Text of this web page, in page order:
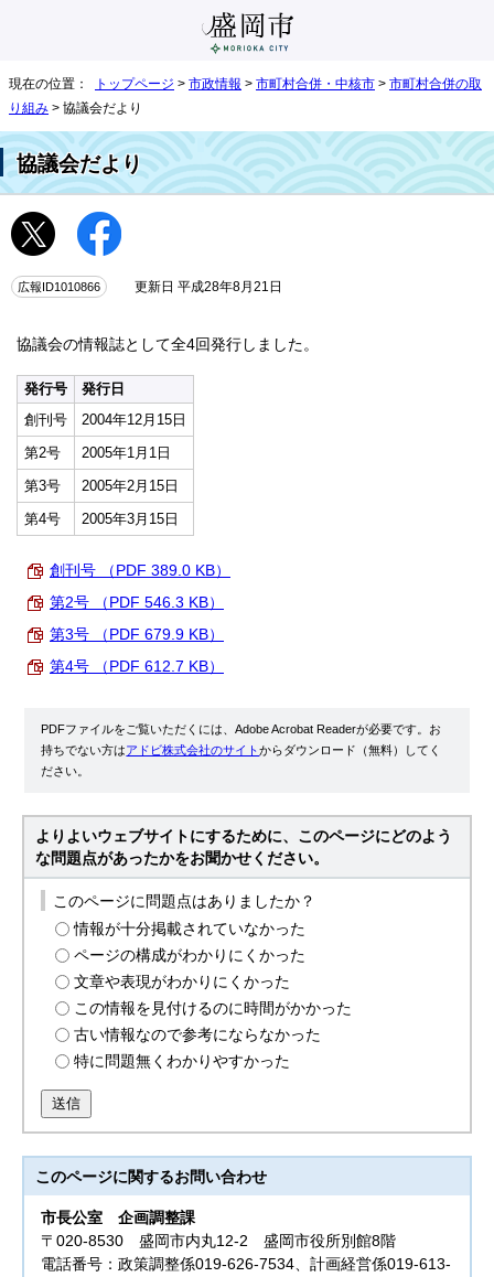
現在の位置： トップページ > 市政情報 > 市町村合併・中核市 > 市町村合併の取
り組み > 協議会だより
協議会だより
広報ID1010866 更新日 平成28年8月21日
協議会の情報誌として全4回発行しました。
発行号
発行日
創刊号
2004年12月15日
第2号
2005年1月1日
第3号
2005年2月15日
第4号
2005年3月15日
創刊号 （PDF 389.0 KB）
第2号 （PDF 546.3 KB）
第3号 （PDF 679.9 KB）
第4号 （PDF 612.7 KB）
PDFファイルをご覧いただくには、Adobe Acrobat Readerが必要です。お
持ちでない方はアドビ株式会社のサイトからダウンロード（無料）してく
ださい。
よりよいウェブサイトにするために、このページにどのよう
な問題点があったかをお聞かせください。
このページに問題点はありましたか？
情報が十分掲載されていなかった
ページの構成がわかりにくかった
文章や表現がわかりにくかった
この情報を見付けるのに時間がかかった
古い情報なので参考にならなかった
特に問題無くわかりやすかった
送信
このページに関するお問い合わせ
市長公室企画調整課
〒020-8530 盛岡市内丸12-2 盛岡市役所別館8階
電話番号：政策調整係019-626-7534、計画経営係019-613-